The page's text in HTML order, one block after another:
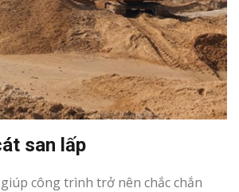
san lấp
công trình trở nên chắc chắn